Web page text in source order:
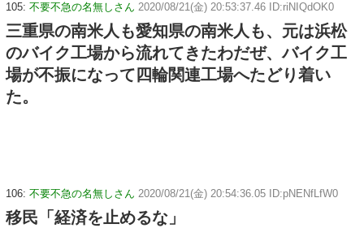
105: 不要不急の名無しさん 2020/08/21(金) 20:53:37.46 ID:riNIQdOK0
三重県の南米人も愛知県の南米人も、元は浜松
のバイク工場から流れてきたわだぜ、バイク工
場が不振になって四輪関連工場へたどり着い
た。
106: 不要不急の名無しさん 2020/08/21(金) 20:54:36.05 ID:pNENfLfW0
移民「経済を止めるな」